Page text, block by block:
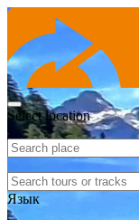
Select location
Язык